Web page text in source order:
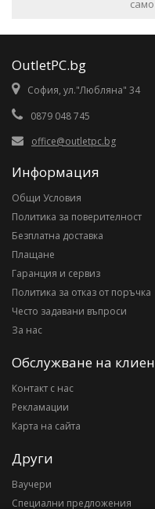
OutletPC.bg
София, ул."Любляна" 34
0879 048 745
office@outletpc.bg
Информация
Общи Условия
Политика за поверителност
Безплатна доставка
Плащане
Гаранция и сервиз
Политика за отказ от поръчка
Често задавани въпроси
За нас
Обслужване на
Контакт с нас
Рекламации
Карта на сайта
Други
Ваучери
Специални предложения